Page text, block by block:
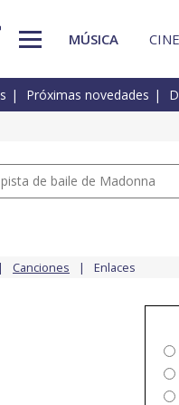
MÚSICA CINE
Próximas novedades
de baile de Madonna
Canciones Enlaces